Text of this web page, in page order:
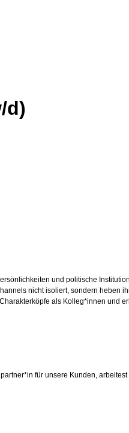
d)
und politische
nicht isoliert, sondern heben
als Kolleg*innen
für unsere Kunden,